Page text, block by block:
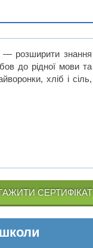
— розширити знання
до рідної мови та
хліб і сіль,
СЕРТИФІКАТ